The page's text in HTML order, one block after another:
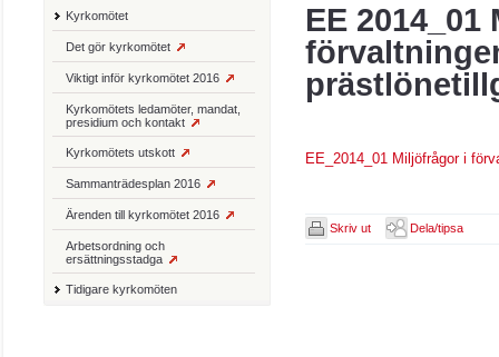
EE
EE_2014_01 Miljöfrågor i
Skriv ut Dela/tipsa
Kyrkomötet
Det gör kyrkomötet
Viktigt inför kyrkomötet 2016
Kyrkomötets ledamöter, mandat,
presidium och kontakt
Kyrkomötets utskott
Sammanträdesplan 2016
Ärenden till kyrkomötet 2016
Arbetsordning och
ersättningsstadga
Tidigare kyrkomöten